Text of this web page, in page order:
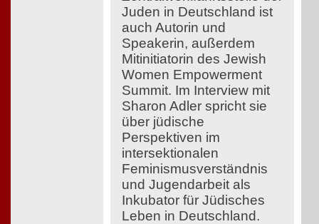
Juden in Deutschland ist
auch Autorin und
Speakerin, außerdem
Mitinitiatorin des Jewish
Women Empowerment
Summit. Im Interview mit
Sharon Adler spricht sie
über jüdische
Perspektiven im
intersektionalen
Feminismusverständnis
und Jugendarbeit als
Inkubator für Jüdisches
Leben in Deutschland.